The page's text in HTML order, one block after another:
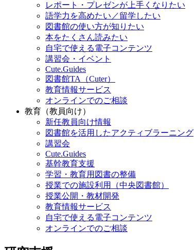
レポート・プレゼンが上手くなりたい
語学力を高めたい／留学したい
図書館の使い方が知りたい
本をたくさん読みたい
自宅で使える電子コンテンツ
講習会・イベント
Cute.Guides
図書館TA（Cuter）
教育情報サービス
オンラインでのご相談
教育（教員向け）
新任教員向け情報
図書館を活用したアクティブラーニング
講習会
Cute.Guides
基幹教育支援
学習・教育用図書の整備
授業での施設利用（中央図書館）
授業公開・教材開発
教育情報サービス
自宅で使える電子コンテンツ
オンラインでのご相談